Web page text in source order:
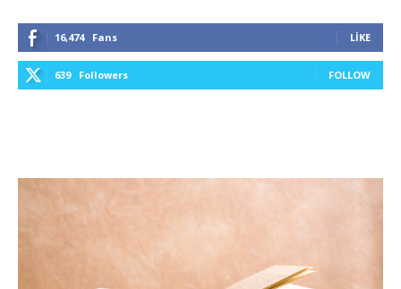
16,474 Fans LIKE
639 Followers FOLLOW